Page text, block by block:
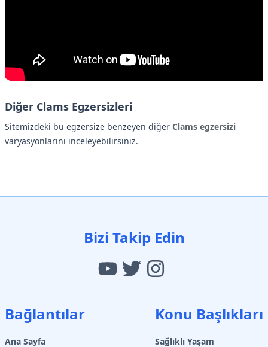
Diğer Clams Egzersizleri
Sitemizdeki bu egzersize benzeyen diğer Clams egzersizi
varyasyonlarını inceleyebilirsiniz.
Bizi Takip Edin
Bağlantılar
Ana Sayfa
Konu Başlıkları
Sağlıklı Yaşam